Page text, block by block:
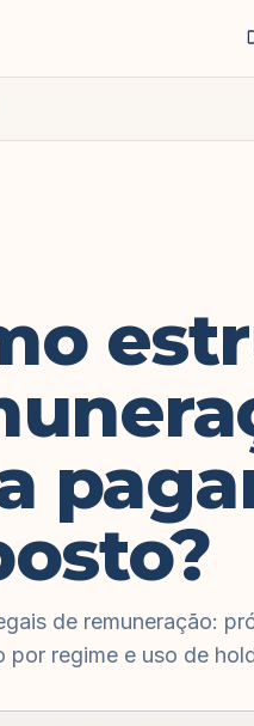
de remuneração:
por regime e uso de